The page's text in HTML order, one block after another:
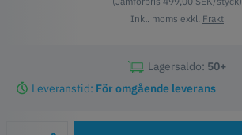
Inkl. moms exkl. Frakt
Lagersaldo: 50+
Leveranstid: För omgående leverans